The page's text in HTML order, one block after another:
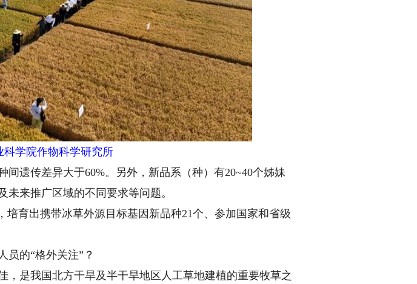
科学院作物科学研究所
遗传差异大于60%。另外，新品系（种）有20~40个姊妹
来推广区域的不同要求等问题。
出携带冰草外源目标基因新品种21个、参加国家和省级
的“格外关注”？
是我国北方干旱及半干旱地区人工草地建植的重要牧草之